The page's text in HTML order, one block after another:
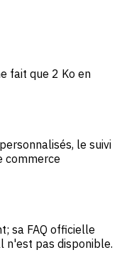
fait que 2 Ko en
le suivi
commerce
sa FAQ officielle
n'est pas disponible.